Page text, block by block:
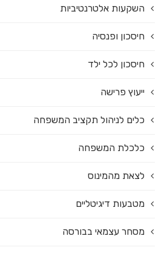
השקעות אלטרנטיביות
חיסכון ופנסיה
חיסכון לכל ילד
ייעוץ פרישה
כלים לניהול תקציב המשפחה
כלכלת המשפחה
לצאת מהמינוס
מטבעות דיגיטליים
מסחר עצמאי בבורסה